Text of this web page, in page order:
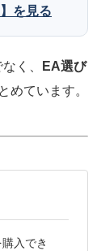
を見る
く、
EA選び
めています。
入でき